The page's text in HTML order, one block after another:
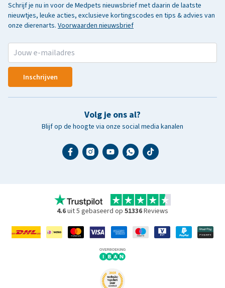
Schrijf je nu in voor de Medpets nieuwsbrief met daarin de laatste
nieuwtjes, leuke acties, exclusieve kortingscodes en tips & advies van
onze dierenarts. Voorwaarden nieuwsbrief
Inschrijven
Volg je ons al?
Blijf op de hoogte via onze social media kanalen
4.6uit 5 gebaseerd op 51336Reviews